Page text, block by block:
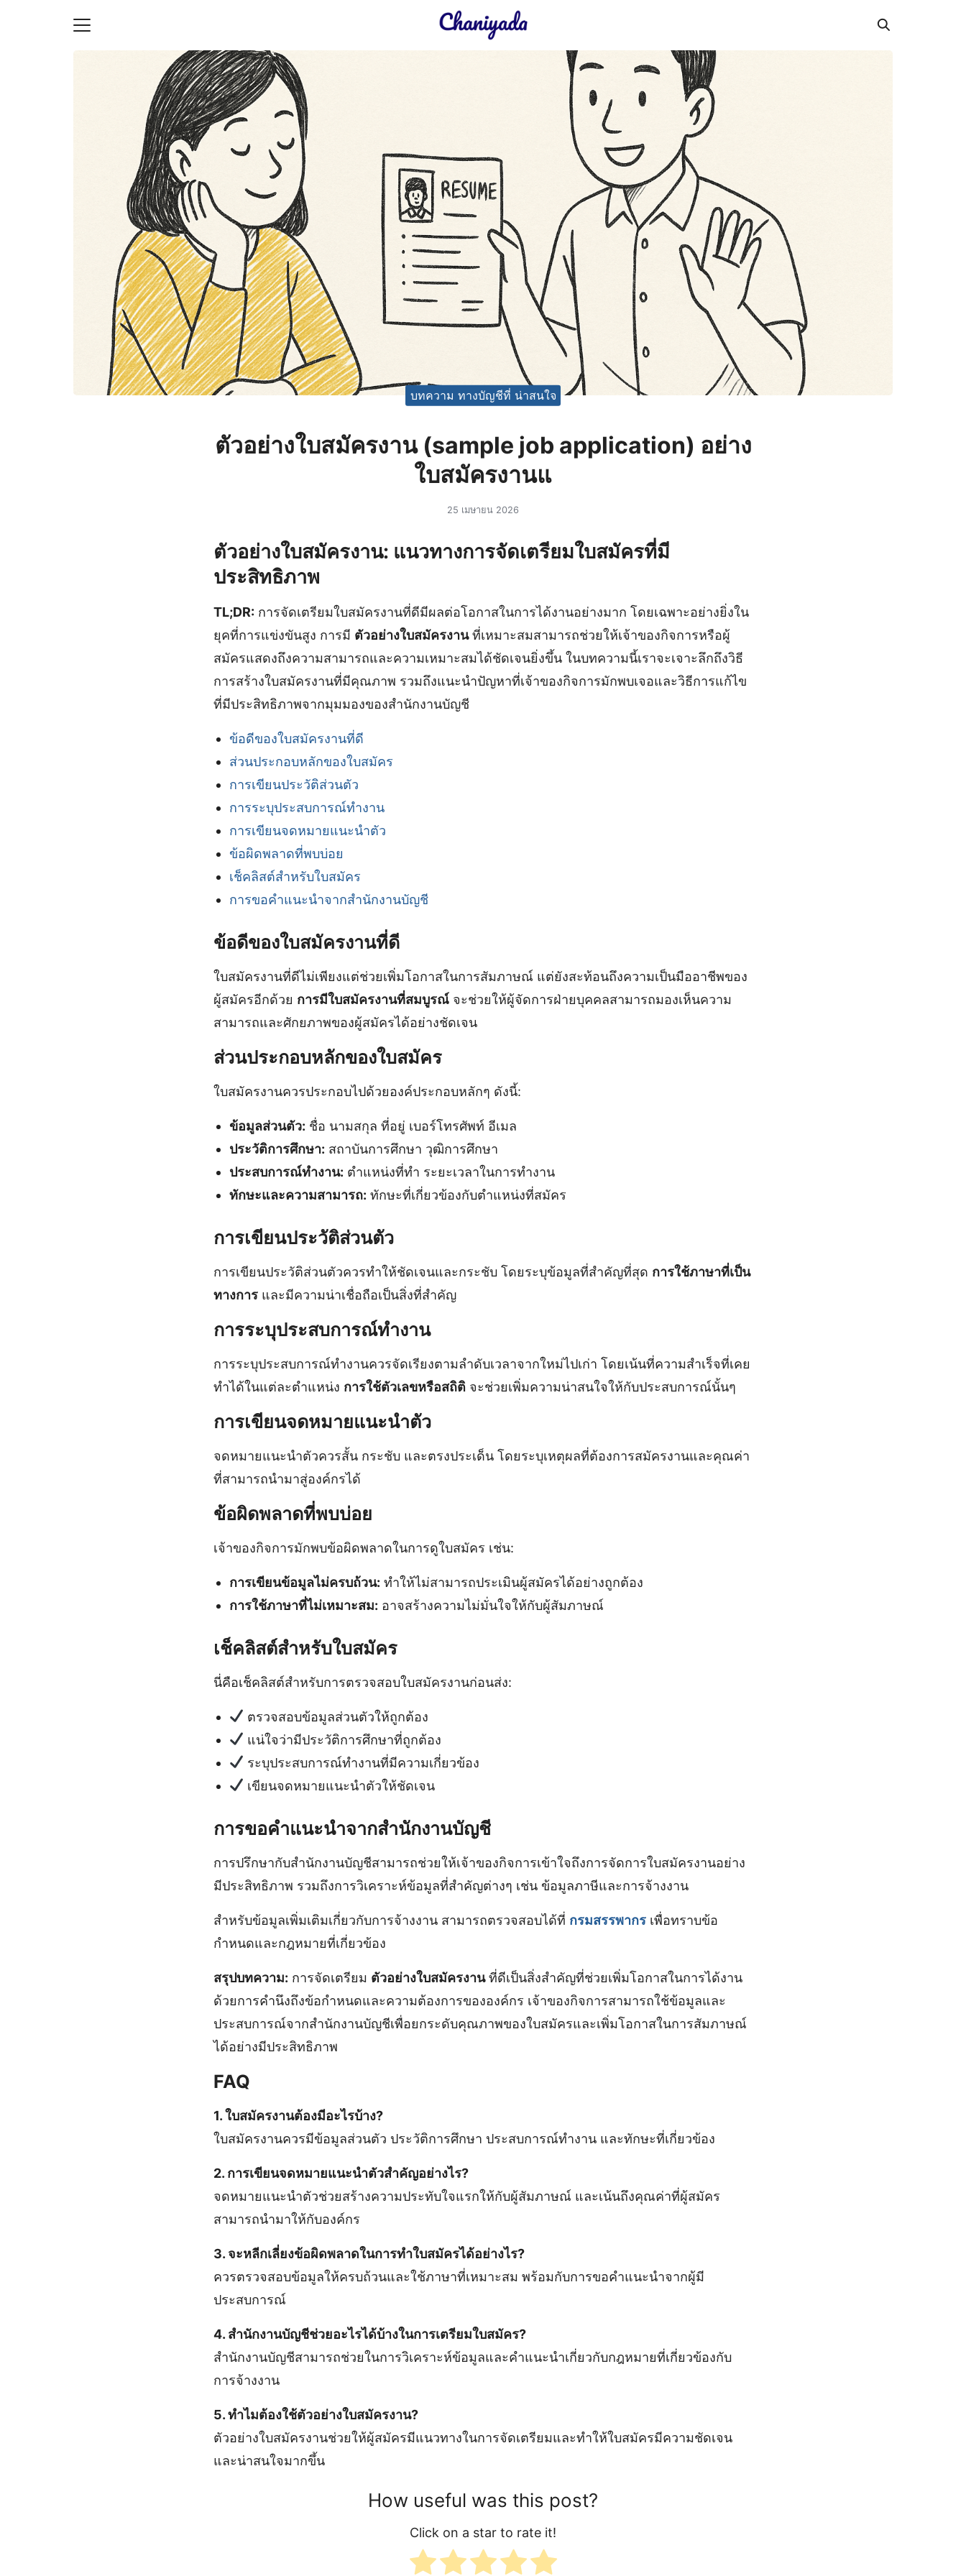
บทความ ทางบัญชีที่ น่าสนใจ
ตัวอย่างใบสมัครงาน (sample job application) อย่าง
ใบสมัครงานแ
25 เมษายน 2026
ตัวอย่างใบสมัครงาน: แนวทางการจัดเตรียมใบสมัครที่มี
ประสิทธิภาพ
TL;DR: การจัดเตรียมใบสมัครงานที่ดีมีผลต่อโอกาสในการได้งานอย่างมาก โดยเฉพาะอย่างยิ่งใน
ยุคที่การแข่งขันสูง การมี ตัวอย่างใบสมัครงานที่เหมาะสมสามารถช่วยให้เจ้าของกิจการหรือผู้
สมัครแสดงถึงความสามารถและความเหมาะสมได้ชัดเจนยิ่งขึ้น ในบทความนี้เราจะเจาะลึกถึงวิธี
การสร้างใบสมัครงานที่มีคุณภาพ รวมถึงแนะนำปัญหาที่เจ้าของกิจการมักพบเจอและวิธีการแก้ไข
ที่มีประสิทธิภาพจากมุมมองของสำนักงานบัญชี
ข้อดีของใบสมัครงานที่ดี
ส่วนประกอบหลักของใบสมัคร
การเขียนประวัติส่วนตัว
การระบุประสบการณ์ทำงาน
การเขียนจดหมายแนะนำตัว
ข้อผิดพลาดที่พบบ่อย
เช็คลิสต์สำหรับใบสมัคร
การขอคำแนะนำจากสำนักงานบัญชี
ข้อดีของใบสมัครงานที่ดี
ใบสมัครงานที่ดีไม่เพียงแต่ช่วยเพิ่มโอกาสในการสัมภาษณ์ แต่ยังสะท้อนถึงความเป็นมืออาชีพของ
ผู้สมัครอีกด้วย การมีใบสมัครงานที่สมบูรณ์ จะช่วยให้ผู้จัดการฝ่ายบุคคลสามารถมองเห็นความ
สามารถและศักยภาพของผู้สมัครได้อย่างชัดเจน
ส่วนประกอบหลักของใบสมัคร
ใบสมัครงานควรประกอบไปด้วยองค์ประกอบหลักๆ ดังนี้:
ข้อมูลส่วนตัว: ชื่อ นามสกุล ที่อยู่ เบอร์โทรศัพท์ อีเมล
ประวัติการศึกษา: สถาบันการศึกษา วุฒิการศึกษา
ประสบการณ์ทำงาน: ตำแหน่งที่ทำ ระยะเวลาในการทำงาน
ทักษะและความสามารถ: ทักษะที่เกี่ยวข้องกับตำแหน่งที่สมัคร
การเขียนประวัติส่วนตัว
การเขียนประวัติส่วนตัวควรทำให้ชัดเจนและกระชับ โดยระบุข้อมูลที่สำคัญที่สุด การใช้ภาษาที่เป็น
ทางการ และมีความน่าเชื่อถือเป็นสิ่งที่สำคัญ
การระบุประสบการณ์ทำงาน
การระบุประสบการณ์ทำงานควรจัดเรียงตามลำดับเวลาจากใหม่ไปเก่า โดยเน้นที่ความสำเร็จที่เคย
ทำได้ในแต่ละตำแหน่ง การใช้ตัวเลขหรือสถิติ จะช่วยเพิ่มความน่าสนใจให้กับประสบการณ์นั้นๆ
การเขียนจดหมายแนะนำตัว
จดหมายแนะนำตัวควรสั้น กระชับ และตรงประเด็น โดยระบุเหตุผลที่ต้องการสมัครงานและคุณค่า
ที่สามารถนำมาสู่องค์กรได้
ข้อผิดพลาดที่พบบ่อย
เจ้าของกิจการมักพบข้อผิดพลาดในการดูใบสมัคร เช่น:
การเขียนข้อมูลไม่ครบถ้วน: ทำให้ไม่สามารถประเมินผู้สมัครได้อย่างถูกต้อง
การใช้ภาษาที่ไม่เหมาะสม: อาจสร้างความไม่มั่นใจให้กับผู้สัมภาษณ์
เช็คลิสต์สำหรับใบสมัคร
นี่คือเช็คลิสต์สำหรับการตรวจสอบใบสมัครงานก่อนส่ง:
ตรวจสอบข้อมูลส่วนตัวให้ถูกต้อง
แน่ใจว่ามีประวัติการศึกษาที่ถูกต้อง
ระบุประสบการณ์ทำงานที่มีความเกี่ยวข้อง
เขียนจดหมายแนะนำตัวให้ชัดเจน
การขอคำแนะนำจากสำนักงานบัญชี
การปรึกษากับสำนักงานบัญชีสามารถช่วยให้เจ้าของกิจการเข้าใจถึงการจัดการใบสมัครงานอย่าง
มีประสิทธิภาพ รวมถึงการวิเคราะห์ข้อมูลที่สำคัญต่างๆ เช่น ข้อมูลภาษีและการจ้างงาน
สำหรับข้อมูลเพิ่มเติมเกี่ยวกับการจ้างงาน สามารถตรวจสอบได้ที่ กรมสรรพากร เพื่อทราบข้อ
กำหนดและกฎหมายที่เกี่ยวข้อง
สรุปบทความ: การจัดเตรียม ตัวอย่างใบสมัครงานที่ดีเป็นสิ่งสำคัญที่ช่วยเพิ่มโอกาสในการได้งาน
ด้วยการคำนึงถึงข้อกำหนดและความต้องการขององค์กร เจ้าของกิจการสามารถใช้ข้อมูลและ
ประสบการณ์จากสำนักงานบัญชีเพื่อยกระดับคุณภาพของใบสมัครและเพิ่มโอกาสในการสัมภาษณ์
ได้อย่างมีประสิทธิภาพ
FAQ
1. ใบสมัครงานต้องมีอะไรบ้าง?
ใบสมัครงานควรมีข้อมูลส่วนตัว ประวัติการศึกษา ประสบการณ์ทำงาน และทักษะที่เกี่ยวข้อง
2. การเขียนจดหมายแนะนำตัวสำคัญอย่างไร?
จดหมายแนะนำตัวช่วยสร้างความประทับใจแรกให้กับผู้สัมภาษณ์ และเน้นถึงคุณค่าที่ผู้สมัคร
สามารถนำมาให้กับองค์กร
3. จะหลีกเลี่ยงข้อผิดพลาดในการทำใบสมัครได้อย่างไร?
ควรตรวจสอบข้อมูลให้ครบถ้วนและใช้ภาษาที่เหมาะสม พร้อมกับการขอคำแนะนำจากผู้มี
ประสบการณ์
4. สำนักงานบัญชีช่วยอะไรได้บ้างในการเตรียมใบสมัคร?
สำนักงานบัญชีสามารถช่วยในการวิเคราะห์ข้อมูลและคำแนะนำเกี่ยวกับกฎหมายที่เกี่ยวข้องกับ
การจ้างงาน
5. ทำไมต้องใช้ตัวอย่างใบสมัครงาน?
ตัวอย่างใบสมัครงานช่วยให้ผู้สมัครมีแนวทางในการจัดเตรียมและทำให้ใบสมัครมีความชัดเจน
และน่าสนใจมากขึ้น
How useful was this post?
Click on a star to rate it!